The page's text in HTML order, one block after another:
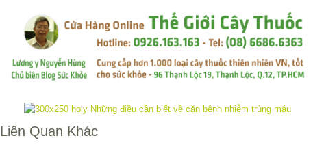
Liên Quan Khác